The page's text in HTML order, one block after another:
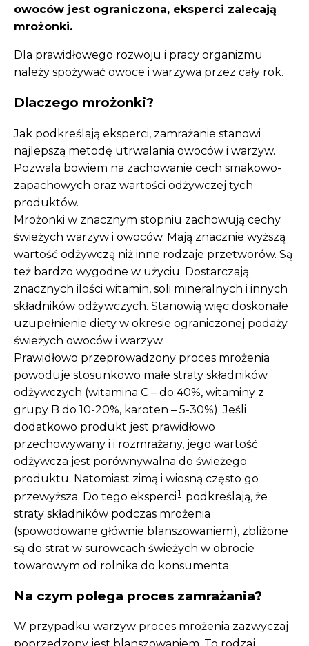
owoców jest ograniczona, eksperci zalecają
mrożonki.
Dla prawidłowego rozwoju i pracy organizmu
należy spożywać owoce i warzywa przez cały rok.
Dlaczego mrożonki?
Jak podkreślają eksperci, zamrażanie stanowi
najlepszą metodę utrwalania owoców i warzyw.
Pozwala bowiem na zachowanie cech smakowo-
zapachowych oraz wartości odżywczej tych
produktów.
Mrożonki w znacznym stopniu zachowują cechy
świeżych warzyw i owoców. Mają znacznie wyższą
wartość odżywczą niż inne rodzaje przetworów. Są
też bardzo wygodne w użyciu. Dostarczają
znacznych ilości witamin, soli mineralnych i innych
składników odżywczych. Stanowią więc doskonałe
uzupełnienie diety w okresie ograniczonej podaży
świeżych owoców i warzyw.
Prawidłowo przeprowadzony proces mrożenia
powoduje stosunkowo małe straty składników
odżywczych (witamina C – do 40%, witaminy z
grupy B do 10-20%, karoten – 5-30%). Jeśli
dodatkowo produkt jest prawidłowo
przechowywany i i rozmrażany, jego wartość
odżywcza jest porównywalna do świeżego
produktu. Natomiast zimą i wiosną często go
przewyższa. Do tego eksperci1 podkreślają, że
straty składników podczas mrożenia
(spowodowane głównie blanszowaniem), zbliżone
są do strat w surowcach świeżych w obrocie
towarowym od rolnika do konsumenta.
Na czym polega proces zamrażania?
W przypadku warzyw proces mrożenia zazwyczaj